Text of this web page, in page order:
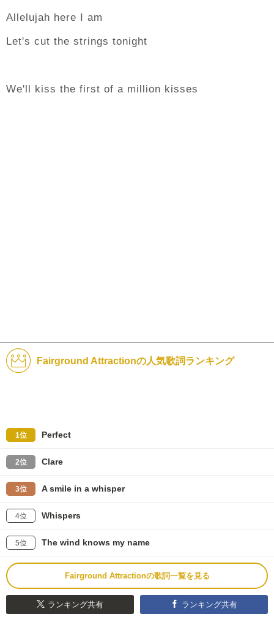
Allelujah here I am
Let's cut the strings tonight
We'll kiss the first of a million kisses
Fairground Attractionの人気歌詞ランキング
1位 Perfect
2位 Clare
3位 A smile in a whisper
4位 Whispers
5位 The wind knows my name
Fairground Attractionの歌詞一覧を見る
ランキング共有 ランキング共有